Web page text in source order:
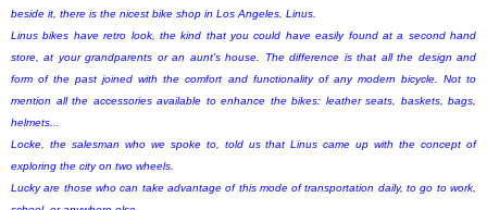
beside it, there is the nicest bike shop in Los Angeles, Linus.
Linus bikes have retro look, the kind that you could have easily found at a second hand
store, at your grandparents or an aunt's house. The difference is that all the design and
form of the past joined with the comfort and functionality of any modern bicycle. Not to
mention all the accessories available to enhance the bikes: leather seats, baskets, bags,
helmets...
Locke, the salesman who we spoke to, told us that Linus came up with the concept of
exploring the city on two wheels.
Lucky are those who can take advantage of this mode of transportation daily, to go to work,